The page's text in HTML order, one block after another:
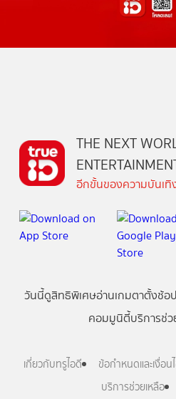
THE NEXT
อีกขั้นของความบันเทิ
วันนี้ดูสิทธิพิเศษอ่านเกมตาตั้งช้อ
คอมมูนิตี้บริการช่ว
เกี่ยวกับทรูไอดี ข้อกำหนดและเงื่อน
บริการช่วยเหลือ